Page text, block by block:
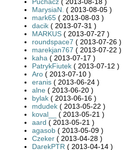
MarysiaN. ( 2013-08-05 )
mark65 ( 2013-08-03 )
dacik ( 2013-07-31 )
MARKUS ( 2013-07-27 )
roundspace7 ( 2013-07-26 )
marekjan767 ( 2013-07-22 )
kaha ( 2013-07-17 )
PatrykFiutek ( 2013-07-12 )
Aro ( 2013-07-10 )
eranis ( 2013-06-24 )
alne ( 2013-06-20 )
bylak ( 2013-06-16 )
mdudek ( 2013-05-22 )
koval__
( 2013-05-21 )
aard ( 2013-05-21 )
agasob ( 2013-05-09 )
Czeker ( 2013-04-28 )
DarekPTR ( 2013-04-14 )